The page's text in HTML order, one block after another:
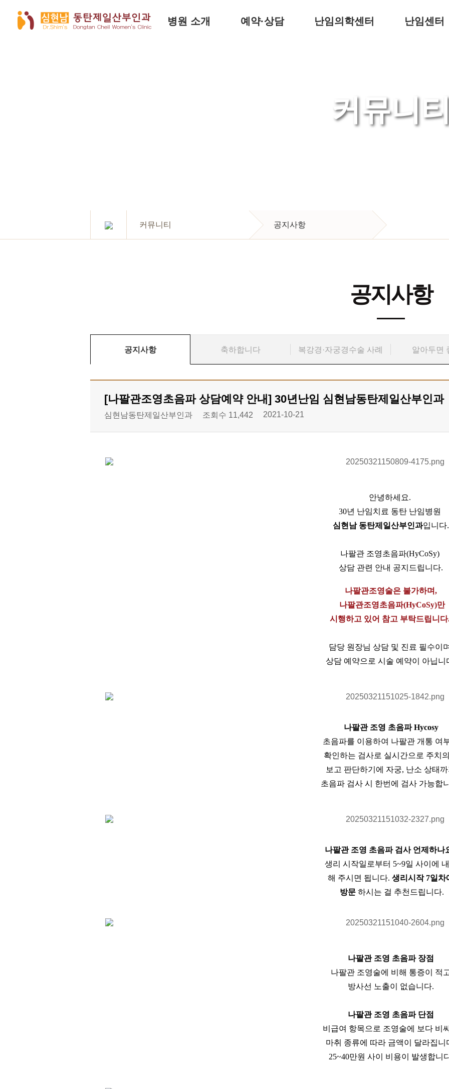
병원 소개 예약·상담 난임의학센터 난임센터
커뮤니
커뮤니티 공지사항
공지사항
공지사항 축하합니다 복강경·자궁경수술 사례 알아두면
[나팔관조영초음파 상담예약 안내] 30년난임 심현남동탄제일산부인과
심현남동탄제일산부인과 조회수 11,442 2021-10-21
안녕하세요.
30년 난임치료 동탄 난임병원
심현남 동탄제일산부인과입니다.
나팔관 조영초음파(HyCoSy)
상담 관련 안내 공지드립니다.
나팔관조영술은 불가하며,
나팔관조영초음파(HyCoSy)만
시행하고 있어 참고 부탁드립니
담당 원장님 상담 및 진료 필수이
상담 예약으로 시술 예약이 아닙니
나팔관 조영 초음파 Hycosy
초음파를 이용하여 나팔관 개통 여
확인하는 검사로 실시간으로 주치
보고 판단하기에 자궁, 난소 상태
초음파 검사 시 한번에 검사 가능합
나팔관 조영 초음파 검사 언제하나
생리 시작일로부터 5~9일 사이에
해 주시면 됩니다. 생리시작 7일차
방문 하시는 걸 추천드립니다.
나팔관 조영 초음파 장점
나팔관 조영술에 비해 통증이 적
방사선 노출이 없습니다.
나팔관 조영 초음파 단점
비급여 항목으로 조영술에 보다 비
마취 종류에 따라 금액이 달라집니
25~40만원 사이 비용이 발생합니